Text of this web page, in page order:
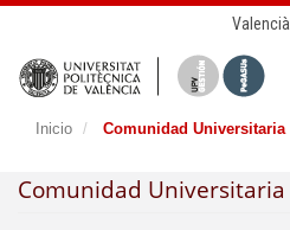
Valencià
Inicio Comunidad Universitaria
Comunidad Universitaria